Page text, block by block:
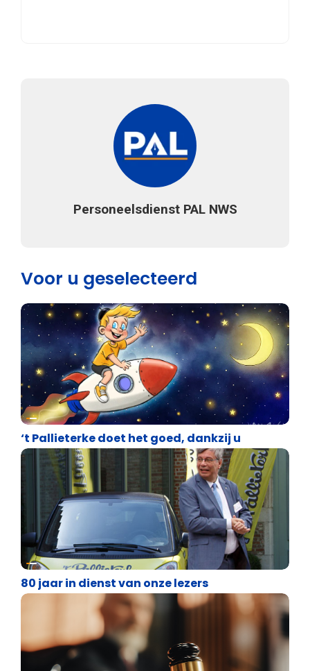
Personeelsdienst PAL NWS
Voor u geselecteerd
Over ons
‘t Pallieterke doet het goed, dankzij u
Over ons
80 jaar in dienst van onze lezers